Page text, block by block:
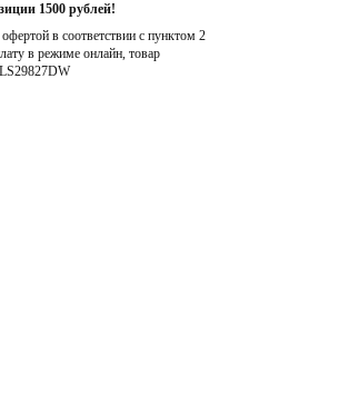
1500 рублей!
в соответствии с пунктом 2
в режиме онлайн, товар